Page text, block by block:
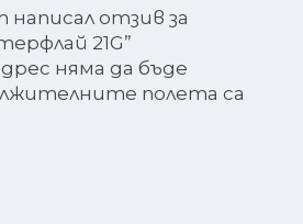
отзив за
21G”
няма да бъде
полета са